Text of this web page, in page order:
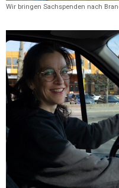
Wir bringen Sachspenden nach